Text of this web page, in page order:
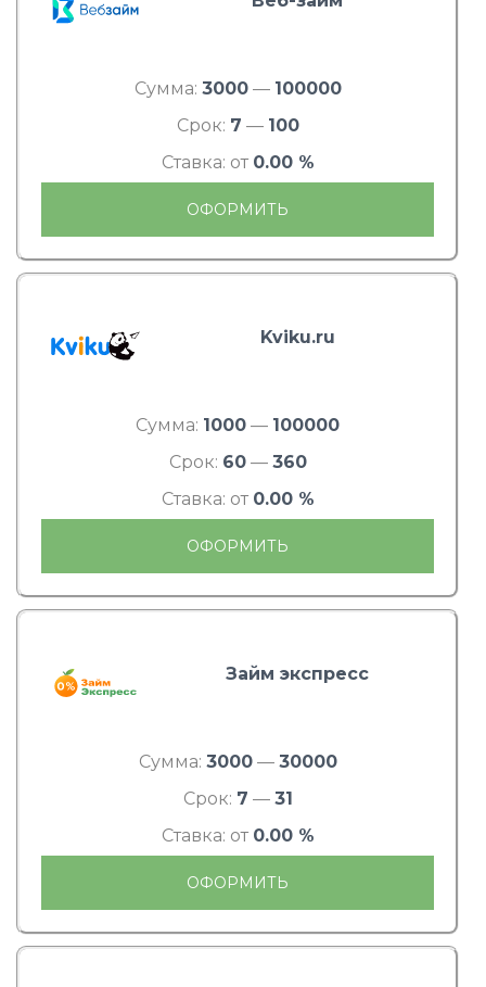
Сумма: 3000— 100000
Срок: 7 — 100
Ставка: от 0.00 %
ОФОРМИТЬ
Kviku.ru
Сумма: 1000 — 100000
Срок: 60— 360
Ставка: от 0.00 %
ОФОРМИТЬ
Займ экспресс
Сумма: 3000— 30000
Срок: 7 — 31
Ставка: от 0.00 %
ОФОРМИТЬ